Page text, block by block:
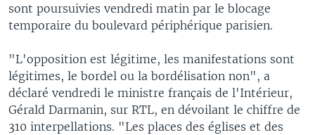
sont poursuivies vendredi matin par le blocage
temporaire du boulevard périphérique parisien.
"L'opposition est légitime, les manifestations sont
légitimes, le bordel ou la bordélisation non", a
déclaré vendredi le ministre français de l'Intérieur,
Gérald Darmanin, sur RTL, en dévoilant le chiffre de
310 interpellations. "Les places des églises et des